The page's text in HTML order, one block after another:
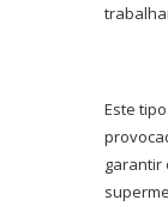
Este
garantir